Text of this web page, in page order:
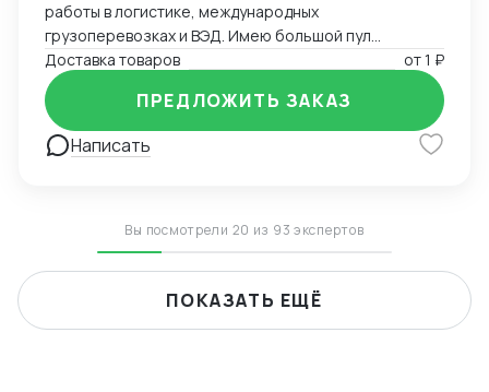
работы в логистике, международных
грузоперевозках и ВЭД. Имею большой пул
контрагентов, логистов и экспедиторов по всему
миру и России. Доставлю Ваш груз из любой точки
мира любым видом транспорта, оптимизирую Ваши
расходы на логистику и растаможку, а также помогу
с оплатой за товар зарубеж, если необходимо.
Доставка товаров от1 ₽
Написать
ПРЕДЛОЖИТЬ ЗАКАЗ
Вы посмотрели 20 из 93 экспертов
ПОКАЗАТЬ ЕЩЁ